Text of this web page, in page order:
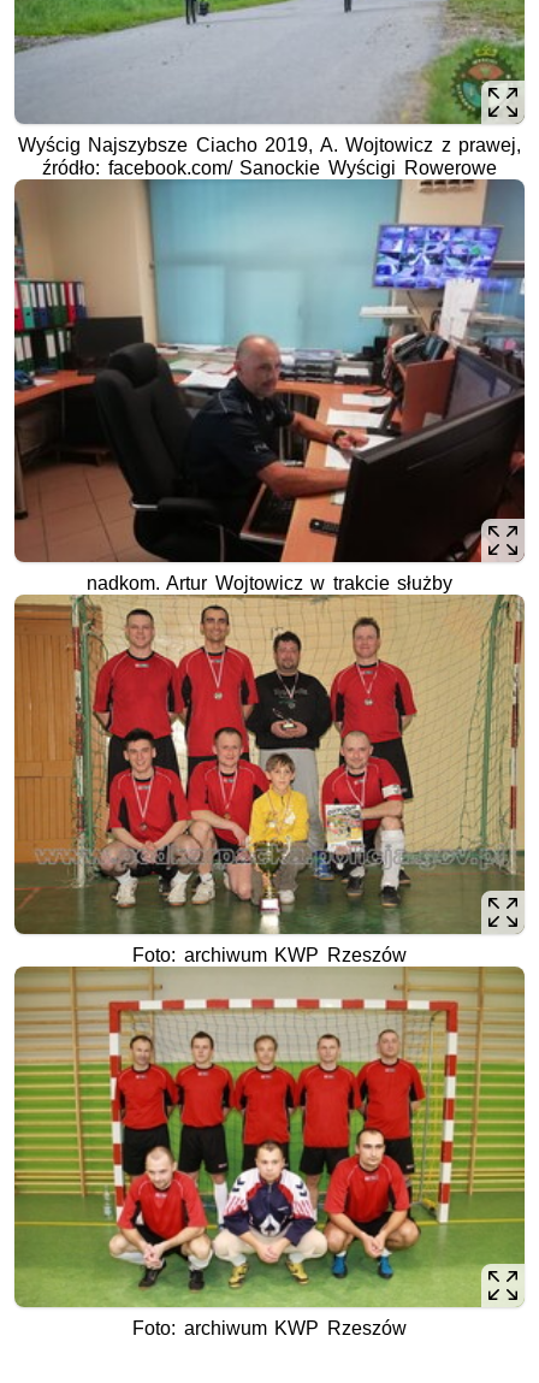
Wyścig Najszybsze Ciacho 2019, A. Wojtowicz z prawej,
źródło: facebook.com/ Sanockie Wyścigi Rowerowe
nadkom. Artur Wojtowicz w trakcie służby
Foto: archiwum KWP Rzeszów
Foto: archiwum KWP Rzeszów